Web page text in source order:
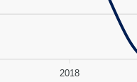
2018